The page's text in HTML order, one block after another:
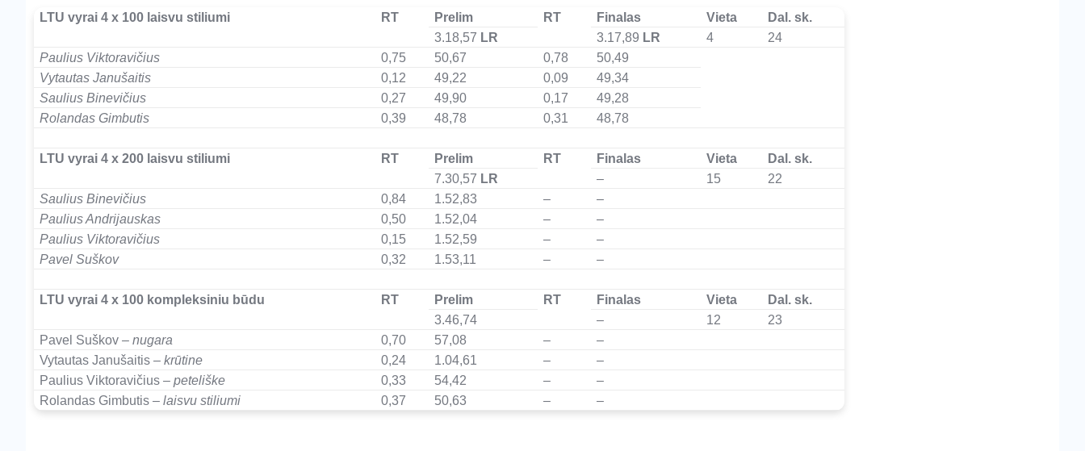
LTU vyrai 4 x 100 laisvu stiliumi RT Prelim RT Finalas Vieta
Dal. sk.
3.18,57 LR 3.17,89 LR 4
24
Paulius Viktoravičius
0,75 50,67 0,78
50,49
Vytautas Janušaitis
0,12 49,22 0,09
49,34
Saulius Binevičius
0,27 49,90 0,17
49,28
Rolandas Gimbutis
0,39 48,78 0,31
48,78
LTU vyrai 4 x 200 laisvu stiliumi
RT Prelim RT Finalas Vieta
Dal. sk.
7.30,57 LR – 15
22
Saulius Binevičius
0,84 1.52,83 –
–
Paulius Andrijauskas
0,50 1.52,04 –
–
Paulius Viktoravičius
0,15 1.52,59 –
–
Pavel Suškov
0,32 1.53,11 –
–
LTU vyrai 4 x 100 kompleksiniu būdu
RT Prelim RT Finalas Vieta
Dal. sk.
3.46,74
– 12
23
Pavel Suškov – nugara 0,70 57,08 –
–
Vytautas Janušaitis – krūtine 0,24 1.04,61 –
–
Paulius Viktoravičius – peteliške 0,33 54,42 –
–
Rolandas Gimbutis – laisvu stiliumi 0,37 50,63 – –